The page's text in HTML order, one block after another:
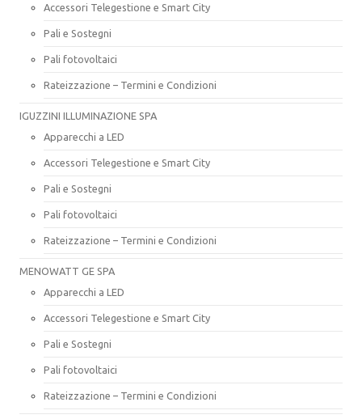
Accessori Telegestione e Smart City
Pali e Sostegni
Pali fotovoltaici
Rateizzazione – Termini e Condizioni
IGUZZINI ILLUMINAZIONE SPA
Apparecchi a LED
Accessori Telegestione e Smart City
Pali e Sostegni
Pali fotovoltaici
Rateizzazione – Termini e Condizioni
MENOWATT GE SPA
Apparecchi a LED
Accessori Telegestione e Smart City
Pali e Sostegni
Pali fotovoltaici
Rateizzazione – Termini e Condizioni